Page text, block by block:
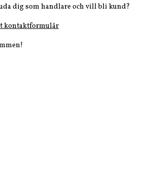
dig som handlare och vill bli kund?
kontaktformulär